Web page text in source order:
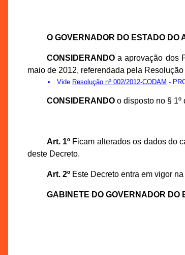
O GOVERNADOR DO ESTADO DO
CONSIDERANDOa aprovação dos
maio de 2012, referendada pela
Vide Resolução nº 002/2012-CODAM -
CONSIDERANDOo disposto no § 1º
Art. 1ºFicam alterados os dados do
deste Decreto.
Art. 2ºEste Decreto entra em vigor
GABINETE DO GOVERNADOR DO